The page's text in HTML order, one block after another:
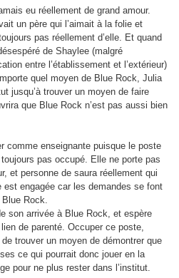
eu réellement de grand amour.
un père qui l’aimait à la folie et
pas réellement d’elle. Et quand
de Shaylee (malgré
entre l’établissement et l’extérieur)
quel moyen de Blue Rock, Julia
jusqu’à trouver un moyen de faire
que Blue Rock n’est pas aussi bien
comme enseignante puisque le poste
toujours pas occupé. Elle ne porte pas
et personne de saura réellement qui
engagée car les demandes se font
Rock.
son arrivée à Blue Rock, et espère
de parenté. Occuper ce poste,
trouver un moyen de démontrer que
ce qui pourrait donc jouer en la
pour ne plus rester dans l’institut.